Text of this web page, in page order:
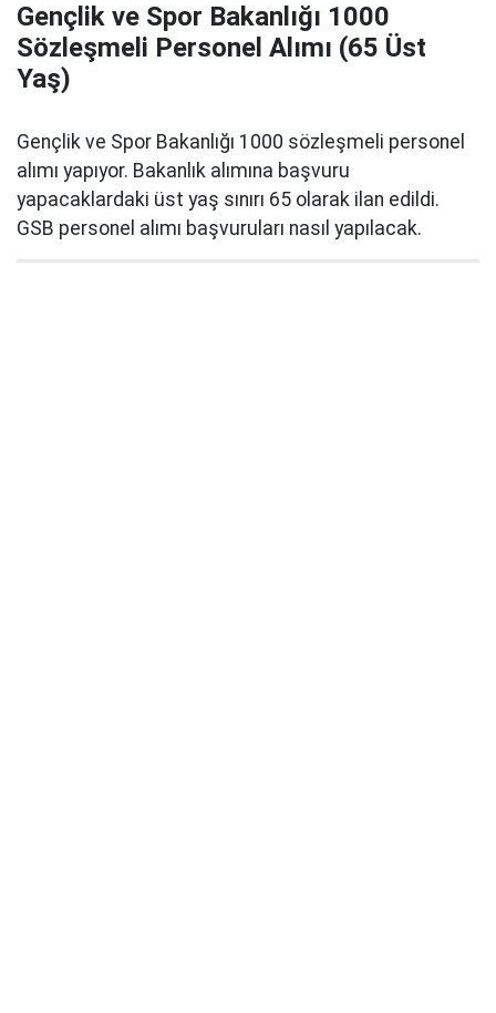
Gençlik ve Spor Bakanlığı 1000
Sözleşmeli Personel Alımı (65 Üst
Yaş)
Gençlik ve Spor Bakanlığı 1000 sözleşmeli personel
alımı yapıyor. Bakanlık alımına başvuru
yapacaklardaki üst yaş sınırı 65 olarak ilan edildi.
GSB personel alımı başvuruları nasıl yapılacak.